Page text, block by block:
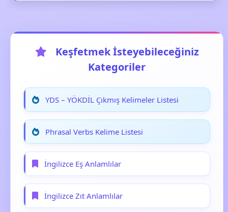
Keşfetmek İsteyebileceğiniz
Kategoriler
YDS – YÖKDİL Çıkmış Kelimeler Listesi
Phrasal Verbs Kelime Listesi
İngilizce Eş Anlamlılar
İngilizce Zıt Anlamlılar